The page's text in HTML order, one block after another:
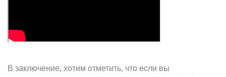
В заключение, хотим отметить, что если вы